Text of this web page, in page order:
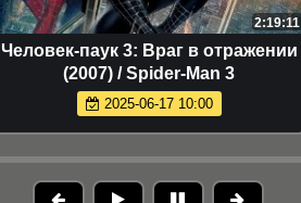
2:19:11
Человек-паук 3: Враг в отражении
(2007) / Spider-Man 3
2025-06-17 10:00